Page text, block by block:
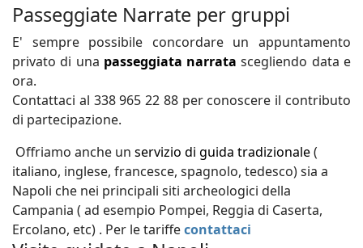
Passeggiate Narrate per gruppi
E' sempre possibile concordare un appuntamento
privato di una passeggiata narrata scegliendo data e
ora.
Contattaci al 338 965 22 88 per conoscere il contributo
di partecipazione.
Offriamo anche un servizio di guida tradizionale(
italiano, inglese, francesce, spagnolo, tedesco) sia a
Napoli che nei principali siti archeologici della
Campania ( ad esempio Pompei, Reggia di Caserta,
Ercolano, etc) . Per le tariffecontattaci